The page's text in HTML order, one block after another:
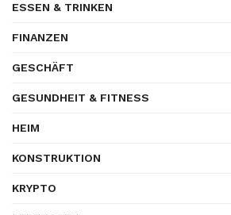
ESSEN & TRINKEN
FINANZEN
GESCHÄFT
GESUNDHEIT & FITNESS
HEIM
KONSTRUKTION
KRYPTO